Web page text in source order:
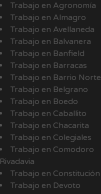
Trabajo en Agronomía
Trabajo en Almagro
Trabajo en Avellaneda
Trabajo en Balvanera
Trabajo en Banfield
Trabajo en Barracas
Trabajo en Barrio Norte
Trabajo en Belgrano
Trabajo en Boedo
Trabajo en Caballito
Trabajo en Chacarita
Trabajo en Colegiales
Trabajo en Comodoro
Rivadavia
Trabajo en Constitución
Trabajo en Devoto